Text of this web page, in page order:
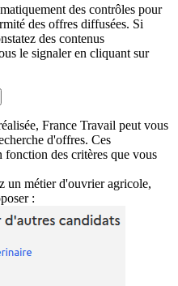
des contrôles pour
des offres diffusées. Si
des contenus
le signaler en cliquant sur
France Travail peut vous
d'offres. Ces
fonction des critères que vous
un métier d'ouvrier agricole,
: